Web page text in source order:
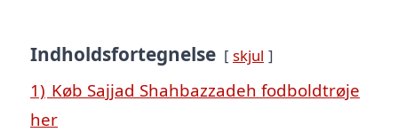
Indholdsfortegnelse skjul
1) Køb Sajjad Shahbazzadeh fodboldtrøje
her